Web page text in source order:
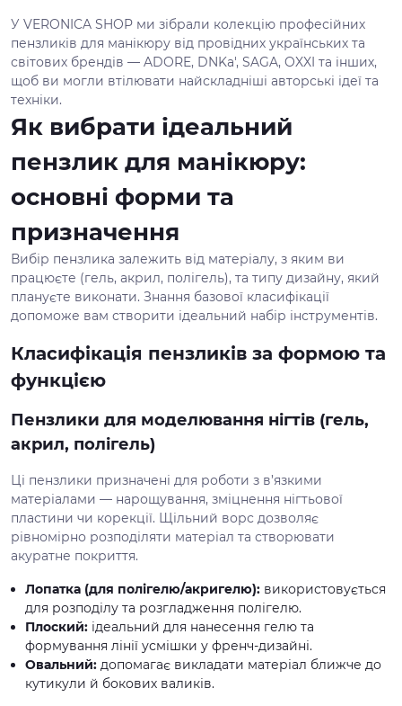
У VERONICA SHOP ми зібрали колекцію професійних
пензликів для манікюру від провідних українських та
світових брендів — ADORE, DNKa', SAGA, OXXI та інших,
щоб ви могли втілювати найскладніші авторські ідеї та
техніки.
Як вибрати ідеальний
пензлик для манікюру:
основні форми та
призначення
Вибір пензлика залежить від матеріалу, з яким ви
працюєте (гель, акрил, полігель), та типу дизайну, який
плануєте виконати. Знання базової класифікації
допоможе вам створити ідеальний набір інструментів.
Класифікація пензликів за формою та
функцією
Пензлики для моделювання нігтів (гель,
акрил, полігель)
Ці пензлики призначені для роботи з в’язкими
матеріалами — нарощування, зміцнення нігтьової
пластини чи корекції. Щільний ворс дозволяє
рівномірно розподіляти матеріал та створювати
акуратне покриття.
Лопатка (для полігелю/акригелю): використовується
для розподілу та розгладження полігелю.
Плоский: ідеальний для нанесення гелю та
формування лінії усмішки у френч-дизайні.
Овальний: допомагає викладати матеріал ближче до
кутикули й бокових валиків.